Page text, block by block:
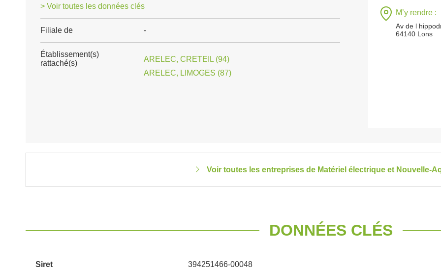
> Voir toutes les données clés
Filiale de -
Établissement(s)
rattaché(s)
ARELEC, CRETEIL (94)
ARELEC, LIMOGES (87)
M’y rendre :
Av de l
64140 Lons
Voir toutes les entreprises de Matériel électrique et Nouvelle-
DONNÉES CLÉS
Siret 394251466-00048